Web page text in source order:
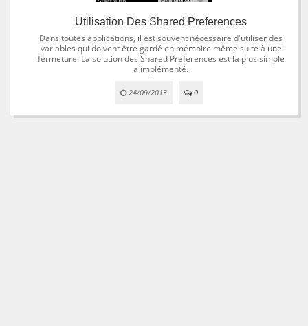
Utilisation Des Shared Preferences
Dans toutes applications, il est souvent nécessaire d'utiliser des
variables qui doivent être gardé en mémoire même suite à une
fermeture. La solution des Shared Preferences est la plus simple
a implémenté.
24/09/2013 0